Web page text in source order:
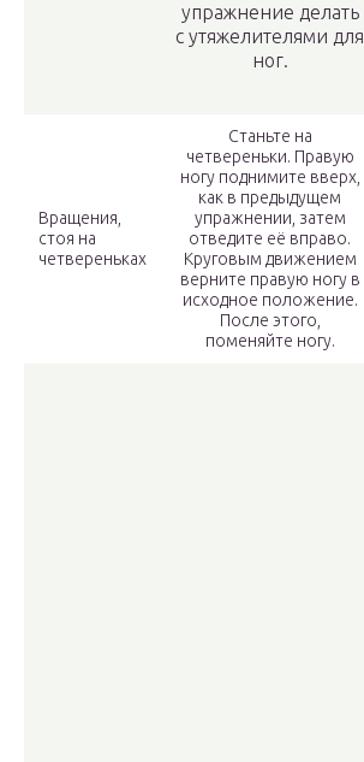
упражнение делать
с утяжелителями для
ног.
Вращения,
стоя на
четвереньках
Станьте на
четвереньки. Правую
ногу поднимите вверх,
как в предыдущем
упражнении, затем
отведите её вправо.
Круговым движением
верните правую ногу в
исходное положение.
После этого,
поменяйте ногу.